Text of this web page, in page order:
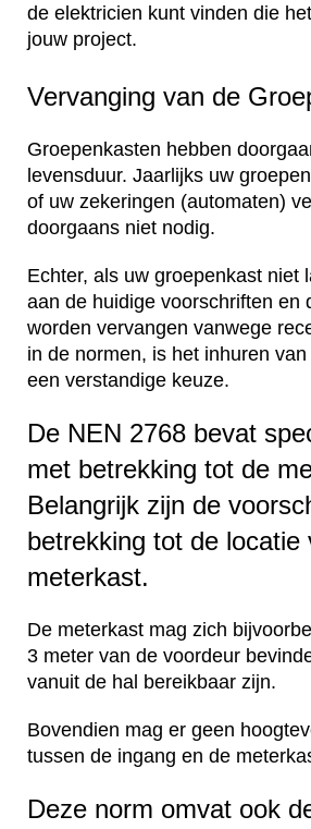
de elektricien kunt vinden die
jouw project.
Vervanging van de
Groepenkasten hebben
levensduur. Jaarlijks uw
of uw zekeringen (automaten)
doorgaans niet nodig.
Echter, als uw groepenkast niet
aan de huidige voorschriften en
worden vervangen vanwege
in de normen, is het inhuren
een verstandige keuze.
De NEN 2768 bevat
met betrekking tot de
Belangrijk zijn de
betrekking tot de locatie
meterkast.
De meterkast mag zich
3 meter van de voordeur
vanuit de hal bereikbaar zijn.
Bovendien mag er geen
tussen de ingang en de
Deze norm omvat ook